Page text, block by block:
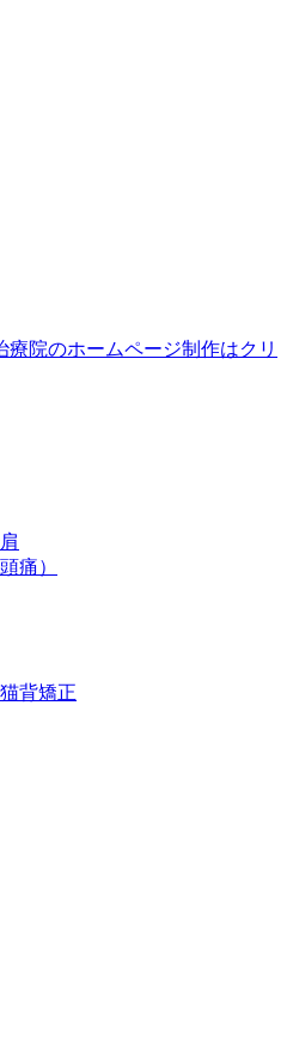
院のホームページ制作はクリ
痛）
背矯正